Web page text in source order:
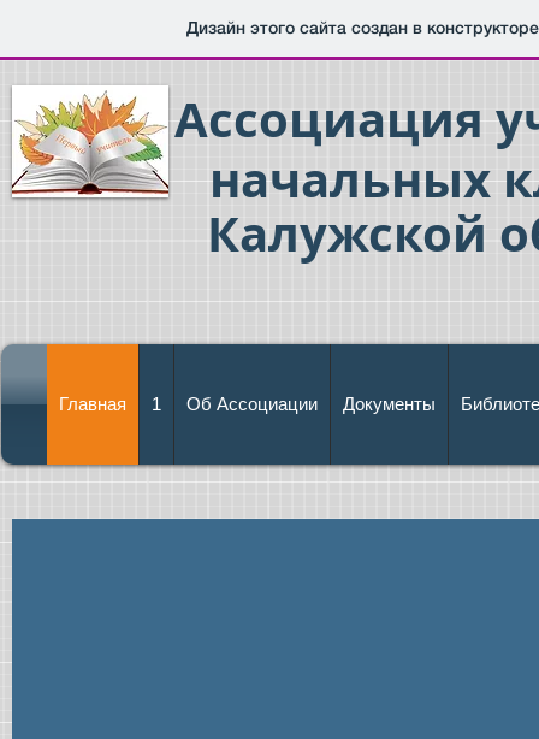
Дизайн этого сайта создан в
Ассоциация
начальных
Калужской
Главная 1 Об Ассоциации Документы